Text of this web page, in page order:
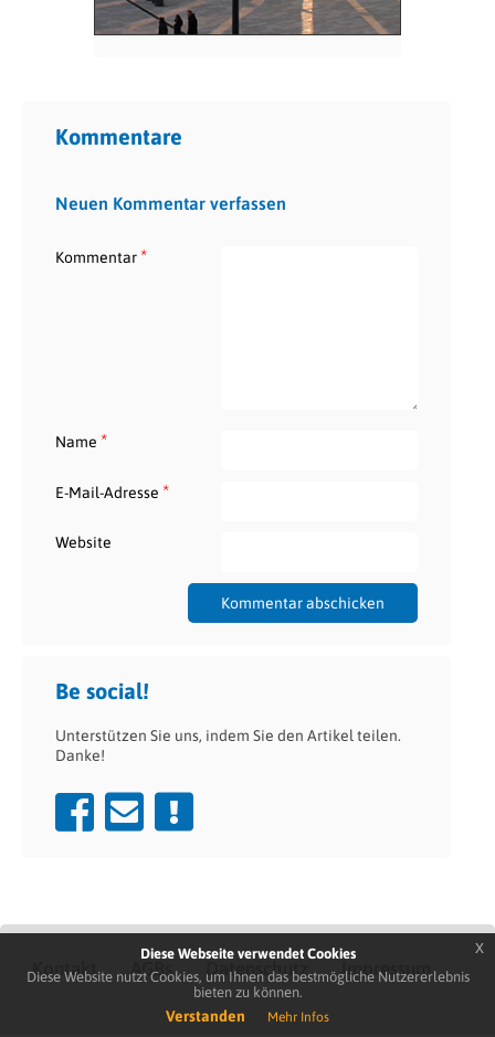
Kommentare
Neuen Kommentar verfassen
Kommentar*
Name *
E-Mail-Adresse *
Website
Be social!
Unterstützen Sie uns, indem Sie den Artikel teilen.
Danke!
Kontakt AGBs Datenschutz Impressum
Diese Webseite verwendet Cookies
Diese Website nutzt Cookies, um Ihnen das bestmögliche Nutzererlebnis
bieten zu können.
Verstanden Mehr Infos
x